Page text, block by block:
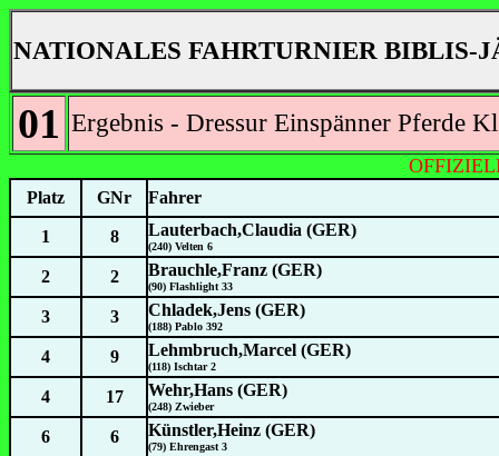
NATIONALES FAHRTURNIER BIBLIS-
01 Ergebnis - Dressur Einspänner Pferde
Platz GNr Fahrer
1 8 Lauterbach,Claudia (GER)
(240) Velten 6
2 2 Brauchle,Franz (GER)
(90) Flashlight 33
3 3 Chladek,Jens (GER)
(188) Pablo 392
4 9 Lehmbruch,Marcel (GER)
(118) Ischtar 2
4 17 Wehr,Hans (GER)
(248) Zwieber
6 6 Künstler,Heinz (GER)
(79) Ehrengast 3